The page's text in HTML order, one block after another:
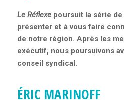
Le Réflexe poursuit la série
présenter et à vous faire
de notre région. Après les
exécutif, nous poursuivons
conseil syndical.
ÉRIC MARINOFF